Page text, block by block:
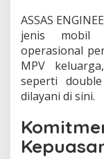
ASSAS
jenis mobil
operasional
MPV
seperti
dilayani di sini.